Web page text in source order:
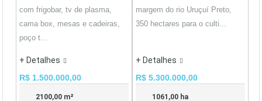
com frigobar, tv de plasma,
cama box, mesas e cadeiras,
poço t...
+ Detalhes
R$ 1.500.000,00
2100,00 m²
margem do rio Uruçuí Preto,
350 hectares para o culti...
+ Detalhes
R$ 5.300.000,00
1061,00 ha